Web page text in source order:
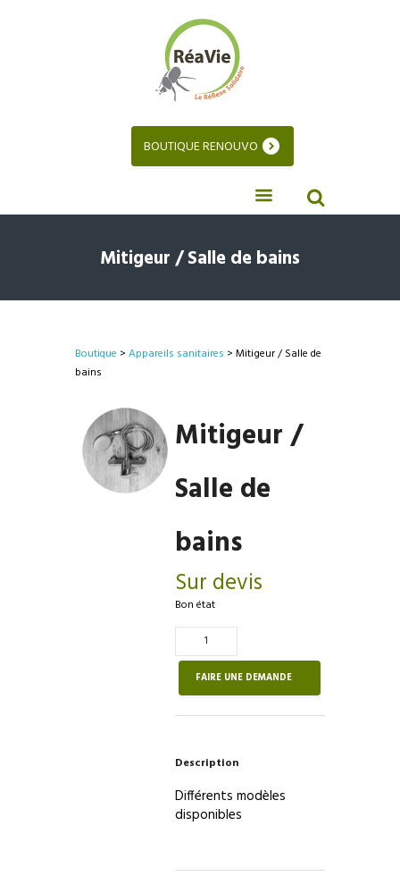
BOUTIQUE RENOUVO
Mitigeur / Salle de bains
Boutique > Appareils sanitaires > Mitigeur / Salle de
bains
Mitigeur /
Salle de
bains
Sur devis
Bon état
Quantité
de
MitigeurFAIRE UNE DEMANDE
Description
Différents modèles
disponibles